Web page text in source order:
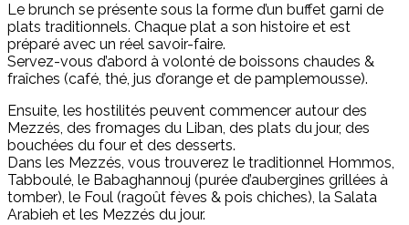
Le brunch se présente sous la forme d’un buffet garni de
plats traditionnels. Chaque plat a son histoire et est
préparé avec un réel savoir-faire.
Servez-vous d’abord à volonté de boissons chaudes &
fraîches (café, thé, jus d’orange et de pamplemousse).
Ensuite, les hostilités peuvent commencer autour des
Mezzés, des fromages du Liban, des plats du jour, des
bouchées du four et des desserts.
Dans les Mezzés, vous trouverez le traditionnel Hommos,
Tabboulé, le Babaghannouj (purée d’aubergines grillées à
tomber), le Foul (ragoût fèves & pois chiches), la Salata
Arabieh et les Mezzés du jour.